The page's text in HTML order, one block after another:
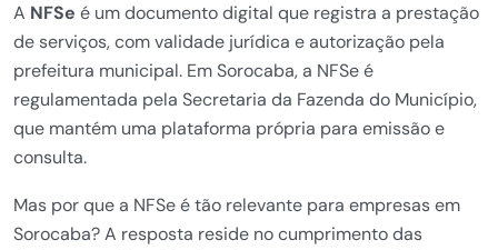
A NFSe é um documento digital que registra a prestação
de serviços, com validade jurídica e autorização pela
prefeitura municipal. Em Sorocaba, a NFSe é
regulamentada pela Secretaria da Fazenda do Município,
que mantém uma plataforma própria para emissão e
consulta.
Mas por que a NFSe é tão relevante para empresas em
Sorocaba? A resposta reside no cumprimento das